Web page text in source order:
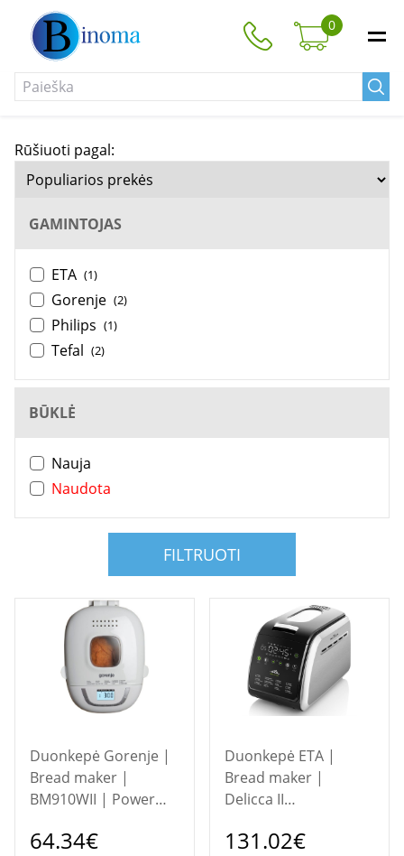
0
Rūšiuoti pagal:
GAMINTOJAS
ETA (1)
Gorenje (2)
Philips (1)
Tefal (2)
BŪKLĖ
Nauja
Naudota
FILTRUOTI
Duonkepė Gorenje |
Bread maker |
BM910WII | Power
programs 15 |
64.34€
Duonkepė ETA |
Bread maker |
Delicca II
Power 850 W |
131.02€